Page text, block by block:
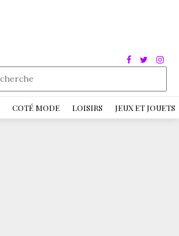
COTÉ MODE LOISIRS JEUX ET JOUETS